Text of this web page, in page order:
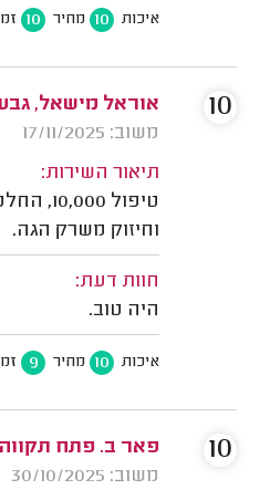
איכות 10 מחיר 10
אוראל מישאל,
משוב: 17/11/2025
תיאור השירות:
טיפול
וחיזוק משרק הגה.
חוות דעת:
היה טוב.
איכות 10 מחיר 9
10
פאר ב. פתח
משוב: 30/10/2025
10